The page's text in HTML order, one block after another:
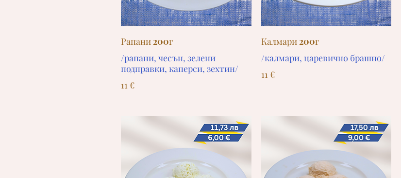
Рапани 200г
/рапани, чесън, зелени
подправки, каперси, зехтин/
11 €
Калмари 200г
/калмари, царевично брашно/
11 €